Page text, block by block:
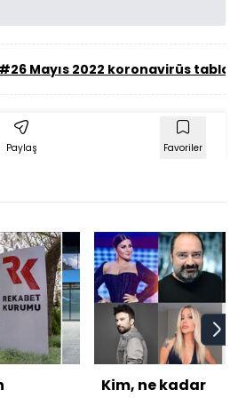
#26 Mayıs 2022 koronavirüs tablosu
Paylaş Favoriler
Kim, ne kadar